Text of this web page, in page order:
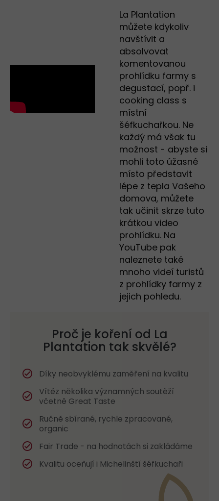
La Plantation
můžete kdykoliv
navštívit a
absolvovat
komentovanou
prohlídku farmy s
degustací, popř. i
cooking class s
místní
šéfkuchařkou. Ne
každý má však tu
možnost - abyste si
mohli toto úžasné
místo představit
lépe z tepla Vašeho
domova, můžete
tak učinit skrze tuto
krátkou video
prohlídku. Na
YouTube pak
naleznete také
mnoho videí turistů
z prohlídky farmy z
jejich pohledu.
Proč je koření od La
Plantation tak skvělé?
Díky neobvyklému zaměření na kvalitu
Vítěz několika významných soutěží
včetně Great Taste
Ručně sbírané, rychle zpracované,
organic
Fair Trade - na hodnotách si zakládáme
Kvalitu oceňují i Michelinští šéfkuchaři